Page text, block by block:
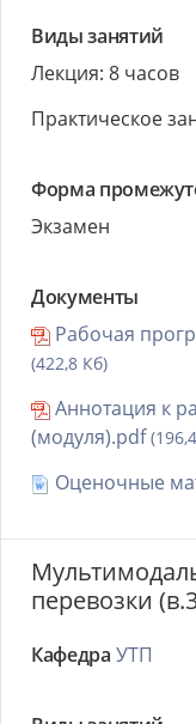
Виды занятий
Лекция: 8 часов
Практическое
Форма
Экзамен
Документы
Рабочая
(422,8 Кб)
Аннотация к
(модуля).pdf
Оценочные
перевозки
Кафедра УТП